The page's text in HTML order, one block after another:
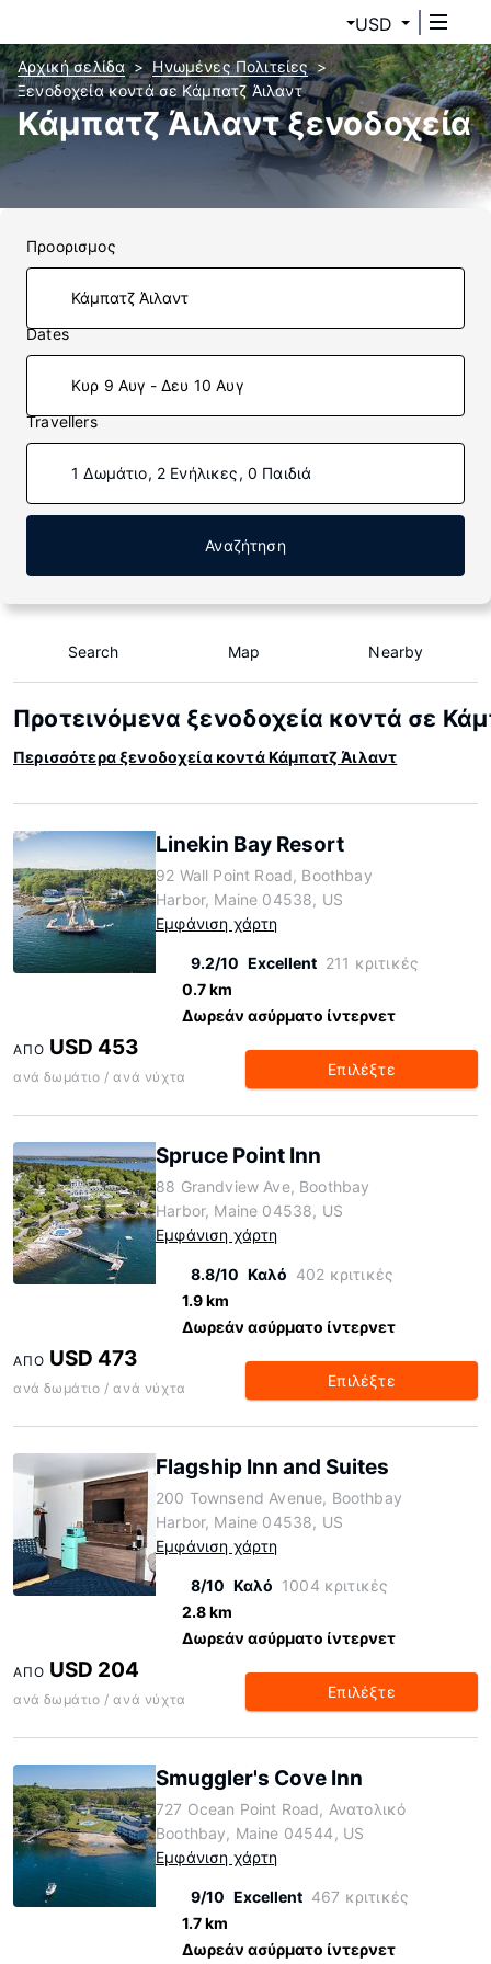
USD
Αρχική σελίδα
Ηνωμένες Πολιτείες
Ξενοδοχεία κοντά σε Κάμπατζ Άιλαντ
Κάμπατζ Άιλαντ ξενοδοχεία
Προορισμος
Dates
Κυρ 9 Αυγ - Δευ 10 Αυγ
Travellers
1 Δωμάτιο, 2 Ενήλικες, 0 Παιδιά
Αναζήτηση
Search Map Nearby
Προτεινόμενα ξενοδοχεία κοντά σε
Περισσότερα ξενοδοχεία κοντά Κάμπατζ Άιλαντ
Linekin Bay Resort
92 Wall Point Road, Boothbay
Harbor, Maine 04538, US
Εμφάνιση χάρτη
9.2/10 Excellent 211 κριτικές
0.7 km
Δωρεάν ασύρματο ίντερνετ
ΑΠΌ USD 453
ανά δωμάτιο / ανά νύχτα Επιλέξτε
Spruce Point Inn
88 Grandview Ave, Boothbay
Harbor, Maine 04538, US
Εμφάνιση χάρτη
8.8/10 Καλό 402 κριτικές
1.9 km
Δωρεάν ασύρματο ίντερνετ
ΑΠΌ USD 473
ανά δωμάτιο / ανά νύχτα Επιλέξτε
Flagship Inn and Suites
200 Townsend Avenue, Boothbay
Harbor, Maine 04538, US
Εμφάνιση χάρτη
8/10 Καλό 1004 κριτικές
2.8 km
Δωρεάν ασύρματο ίντερνετ
ΑΠΌ USD 204
ανά δωμάτιο / ανά νύχτα Επιλέξτε
Smuggler's Cove Inn
727 Ocean Point Road, Ανατολικό
Boothbay, Maine 04544, US
Εμφάνιση χάρτη
9/10 Excellent 467 κριτικές
1.7 km
Δωρεάν ασύρματο ίντερνετ